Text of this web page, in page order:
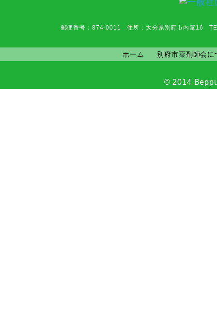
郵便番号：874-0011 住所：大分県別府市内竃16
ホーム 別府市薬剤師会に
© 2014